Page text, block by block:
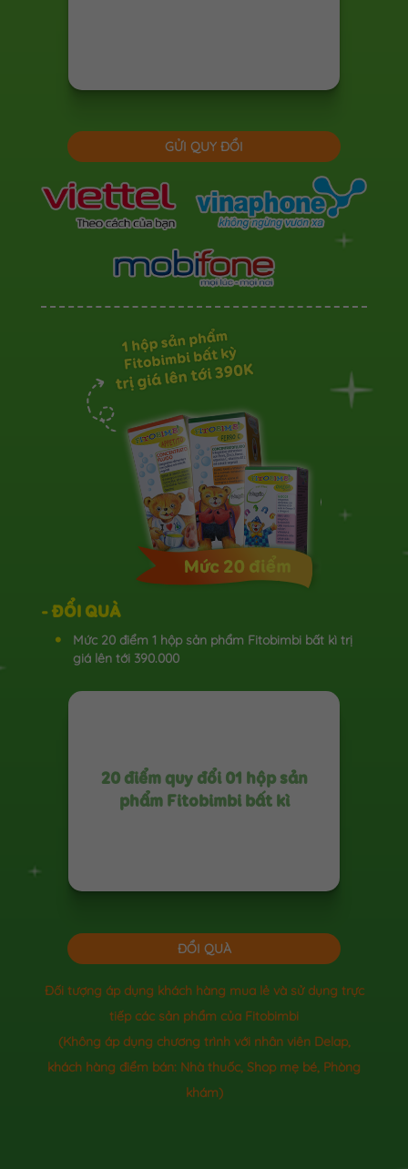
GỬI QUY ĐỔI
- ĐỔI QUÀ
Mức 20 điểm 1 hộp sản phẩm Fitobimbi bất kì trị
giá lên tới 390.000
20 điểm quy đổi 01 hộp sản
phẩm Fitobimbi bất kì
ĐỔI QUÀ
Đối tượng áp dụng khách hàng mua lẻ và sử dụng trực
tiếp các sản phẩm của Fitobimbi
(Không áp dụng chương trình với nhân viên Delap,
khách hàng điểm bán: Nhà thuốc, Shop mẹ bé, Phòng
khám)